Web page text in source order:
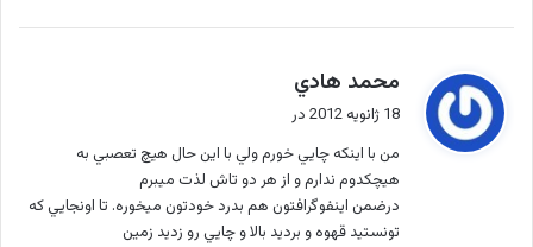
محمد هادي
:
18 ژانویه 2012 در
من با اينكه چايي خورم ولي با اين حال هيچ تعصبي به
هيچكدوم ندارم و از هر دو تاش لذت ميبرم
درضمن اينفوگرافتون هم بدرد خودتون ميخوره. تا اونجايي كه
تونستيد قهوه و برديد بالا و چايي رو زديد زمين